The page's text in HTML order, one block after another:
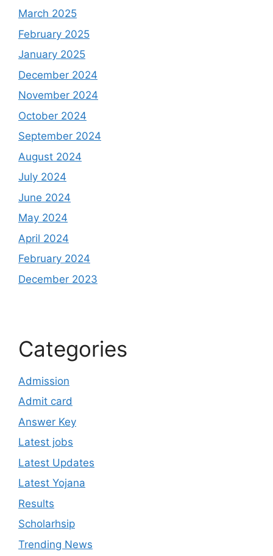
March 2025
February 2025
January 2025
December 2024
November 2024
October 2024
September 2024
August 2024
July 2024
June 2024
May 2024
April 2024
February 2024
December 2023
Categories
Admission
Admit card
Answer Key
Latest jobs
Latest Updates
Latest Yojana
Results
Scholarhsip
Trending News